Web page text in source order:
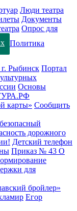
Люди театра
Документы
Опрос для
Политика
Рыбинск Портал
Основы
карты» Сообщить
дорожного
Детский телефон
Приказ № 43 О
для
бройлер»
Егор